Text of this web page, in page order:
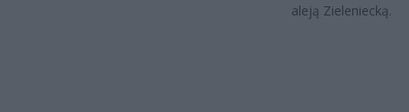
aleją Zieleniecką.